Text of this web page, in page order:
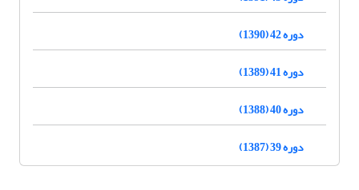
دوره 42 (1390)
دوره 41 (1389)
دوره 40 (1388)
دوره 39 (1387)